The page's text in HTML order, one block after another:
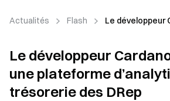
Actualités Flash Le développeur
Le développeur
une plateforme
trésorerie des DRep